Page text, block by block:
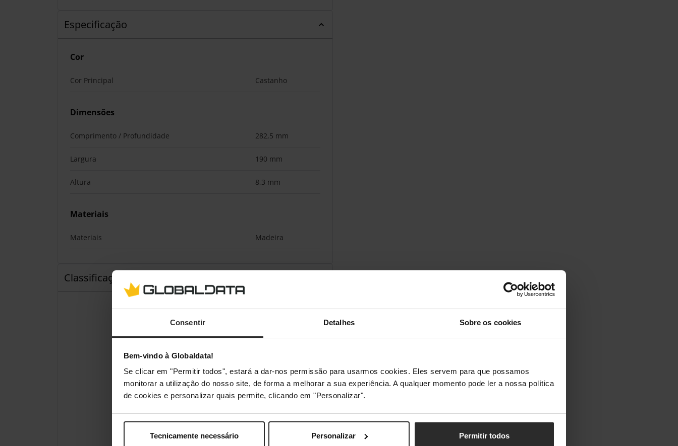
Consentir Detalhes Sobre os cookies
Bem-vindo à Globaldata!
Se clicar em "Permitir todos", estará a dar-nos permissão para usarmos cookies. Eles servem para que possamos
monitorar a utilização do nosso site, de forma a melhorar a sua experiência. A qualquer momento pode ler a nossa política
de cookies e personalizar quais permite, clicando em "Personalizar".
Tecnicamente necessário Personalizar Permitir todos
Especificação
Cor
Cor Principal Castanho
Dimensões
Comprimento / Profundidade 282,5 mm
Largura 190 mm
Altura 8,3 mm
Materiais
Materiais Madeira
Classificações